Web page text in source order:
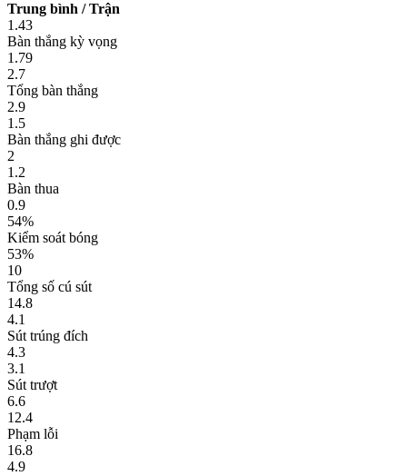
Trung bình / Trận
1.43
Bàn thắng kỳ vọng
1.79
2.7
Tổng bàn thắng
2.9
1.5
Bàn thắng ghi được
2
1.2
Bàn thua
0.9
54%
Kiểm soát bóng
53%
10
Tổng số cú sút
14.8
4.1
Sút trúng đích
4.3
3.1
Sút trượt
6.6
12.4
Phạm lỗi
16.8
4.9